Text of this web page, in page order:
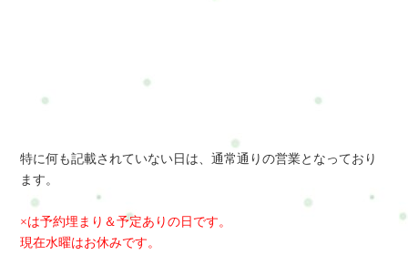
特に何も記載されていない日は、通常通りの営業となっており
ます。
×は予約埋まり＆予定ありの日です。
現在水曜はお休みです。